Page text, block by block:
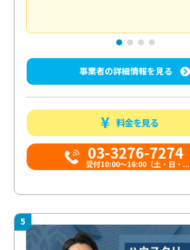
事業者の詳細情報を見る
料金を見る
03-3276-7274
受付10:00〜16:00（土・日・...
5